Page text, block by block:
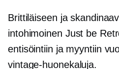
Brittiläiseen ja
intohimoinen Just be
entisöintiin ja myyntiin
vintage-huonekaluja.